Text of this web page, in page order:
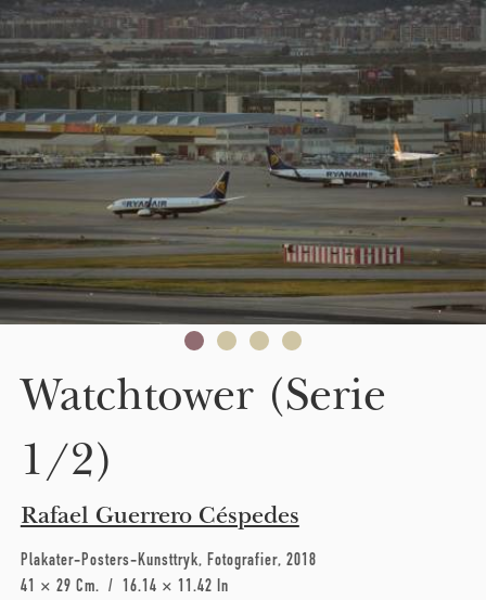
Skip to main content
Watchtower (Serie
1/2)
Rafael Guerrero Céspedes
Plakater-Posters-Kunsttryk Fotografier 2018
41 × 29 Cm
16.14 × 11.42 In